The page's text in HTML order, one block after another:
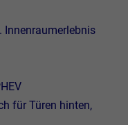
Innenraumerlebnis
für Türen hinten,